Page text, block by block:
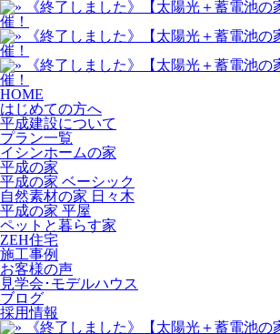
HOME
はじめての方へ
平成建設について
プラン一覧
イシンホームの家
平成の家
平成の家 ベーシック
自然素材の家 日々木
平成の家 平屋
ペットと暮らす家
ZEH住宅
施工事例
お客様の声
見学会･モデルハウス
ブログ
採用情報